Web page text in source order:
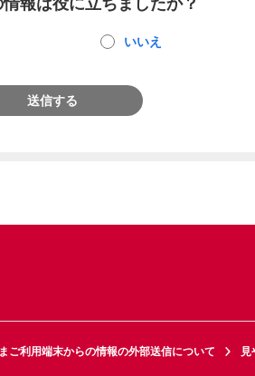
報は役に立ちましたか？
いいえ
送信する
ご利用端末からの情報の外部送信について
見